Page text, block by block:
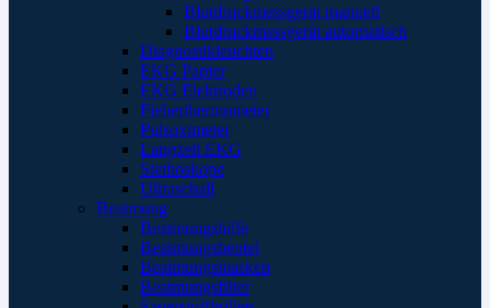
Blutdruckmessgerät manuell
Blutdruckmessgerät automatisch
Diagnostikleuchten
EKG Papier
EKG Elektroden
Fieberthermometer
Pulsoximeter
Langzeit EKG
Stethoskope
Ultraschall
Beatmung
Beatmungshilfe
Beatmungsbeutel
Beatmungsmasken
Beatmungsfilter